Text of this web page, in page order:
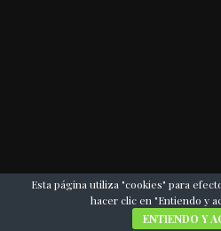
Esta página utiliza "cookies" para
hacer clic en "Entiendo y
ENTIENDO Y